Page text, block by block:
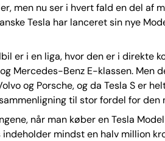
men nu ser i hvert fald en del af
Tesla har lanceret sin nye
er i en liga, hvor den er i direkte
Mercedes-Benz E-klassen. Men
og Porsche, og da Tesla S er
til stor fordel for den
når man køber en Tesla Model
mindst en halv million